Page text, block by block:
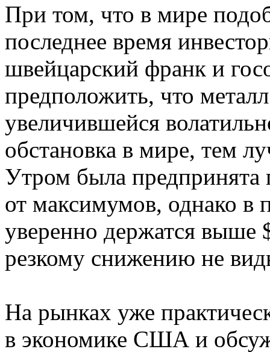
При том, что в мире
последнее время
швейцарский франк и
предположить, что
увеличившейся
обстановка в мире, тем
Утром была
от максимумов, однако в
уверенно держатся выше
резкому снижению не
На рынках уже
в экономике США и